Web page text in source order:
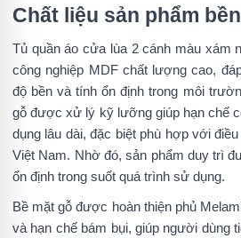
Chất liệu sản phẩm
Tủ quần áo cửa lùa 2 cánh màu xám
công nghiệp MDF chất lượng cao,
độ bền và tính ổn định trong môi
gỗ được xử lý kỹ lưỡng giúp hạn chế
dụng lâu dài, đặc biệt phù hợp với
Việt Nam. Nhờ đó, sản phẩm duy trì
ổn định trong suốt quá trình sử dụng.
Bề mặt gỗ được hoàn thiện phủ
và hạn chế bám bụi, giúp người dùng